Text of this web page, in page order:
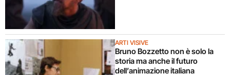
ARTI VISIVE
Bruno Bozzetto non è solo la
storia ma anche il futuro
dell’animazione italiana